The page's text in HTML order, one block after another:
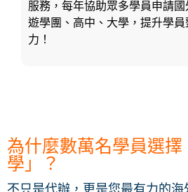
服務，每年協助眾多學員申請國
遊學團、高中、大學，提升學員
力！
為什麼數萬名學員選擇
學」？
不只是代辦，更是您最有力的海